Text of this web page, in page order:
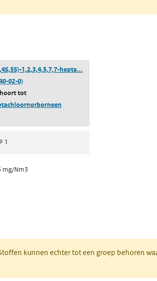
1,2,3,4,5,7,7-hepta...
02-0)
tot
1
mg/Nm3
kunnen echter tot een groep behoren